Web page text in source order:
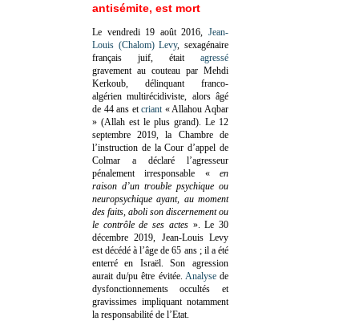
antisémite, est mort
Le vendredi 19 août 2016, Jean-
Louis (Chalom) Levy, sexagénaire
français juif, était agressé
gravement au couteau par Mehdi
Kerkoub, délinquant franco-
algérien multirécidiviste, alors âgé
de 44 ans etcriant « Allahou Aqbar
» (Allah est le plus grand). Le 12
septembre 2019, la Chambre de
l’instruction de la Cour d’appel de
Colmar a déclaré l’agresseur
pénalement irresponsable «en
raison d’un trouble psychique ou
neuropsychique ayant, au moment
des faits, aboli son discernement ou
le contrôle de ses actes». Le 30
décembre 2019, Jean-Louis Levy
est décédé à l’âge de 65 ans ; il a été
enterré en Israël. Son agression
aurait du/pu être évitée. Analysede
dysfonctionnements occultés et
gravissimes impliquant notamment
la responsabilité de l’Etat.